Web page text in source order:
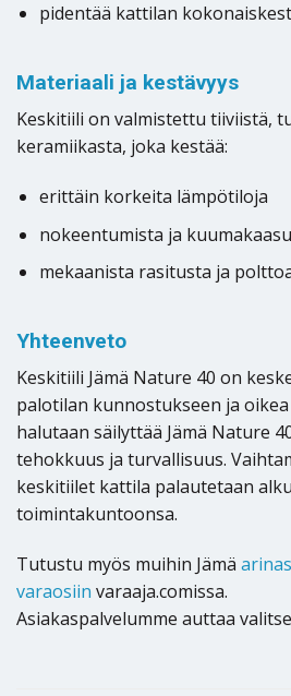
pidentää kattilan
Materiaali ja kestävyys
Keskitiili on valmistettu tiiviistä,
keramiikasta, joka kestää:
erittäin korkeita lämpötiloja
nokeentumista ja
mekaanista rasitusta ja
Yhteenveto
Keskitiili Jämä Nature 40 on
palotilan kunnostukseen ja
halutaan säilyttää Jämä Nature
tehokkuus ja turvallisuus.
keskitiilet kattila palautetaan
toimintakuntoonsa.
Tutustu myös muihin Jämä
varaosiin varaaja.comissa.
Asiakaspalvelumme auttaa